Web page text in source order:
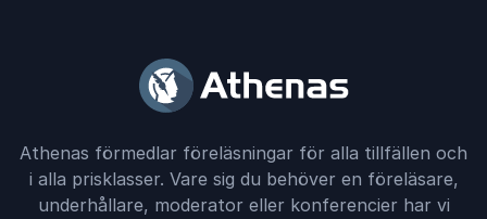
Athenas förmedlar föreläsningar för alla tillfällen och
i alla prisklasser. Vare sig du behöver en föreläsare,
underhållare, moderator eller konferencier har vi